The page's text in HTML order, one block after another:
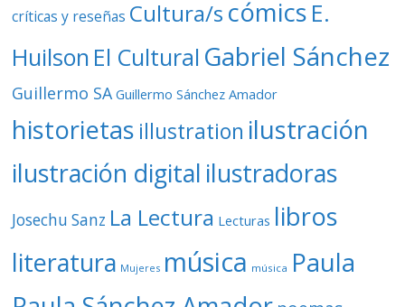
críticas y reseñas Cultura/s cómics E.
Huilson El Cultural Gabriel Sánchez
Guillermo SA Guillermo Sánchez Amador
historietas illustration ilustración
ilustración digital ilustradoras
Josechu Sanz La Lectura Lecturas libros
literatura Mujeres música música Paula